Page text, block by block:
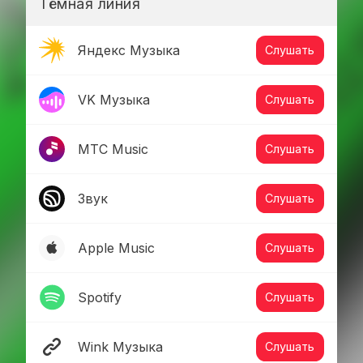
Тёмная линия
Яндекс Музыка Слушать
VK Музыка Слушать
МТС Music Слушать
Звук Слушать
Apple Music Слушать
Spotify Слушать
Wink Музыка Слушать